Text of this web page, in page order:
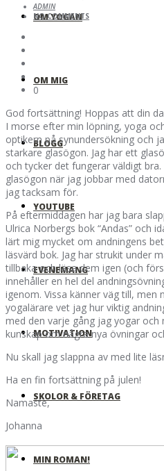
OM YOGAN
OM MIG
BLOGG
YOUTUBE
EVENEMANG
MOTIVATION
SKOLOR & FÖRETAG
MIN ROMAN!
ADMIN
NO COMMENTS
0
God fortsättning! Hoppas att din
I morse efter min löpning, yoga
optikern på synundersökning och
starkare glasögon. Jag har ett
och tycker det fungerar väldigt
glasögon när jag jobbar med
jag tacksam för.
På eftermiddagen har jag bara
Ulrica Norbergs bok “Andas” och
lärt mig mycket om andningens
läsvärd bok. Jag har strukit under
tillbaka och läsa dem igen (och
innehåller en hel del
igenom. Vissa känner väg till, men
yogalärare vet jag hur viktig
med den varje gång jag yogar
kunskap om några nya övningar
Nu skall jag slappna av med lite
Ha en fin fortsättning på julen!
Namaste,
Johanna